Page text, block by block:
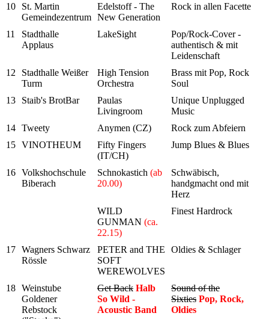
10
St. Martin
Gemeindezentrum
Edelstoff - The
New Generation
Rock in allen Facetten
11
Stadthalle
Applaus
LakeSight
Pop/Rock-Cover -
authentisch & mit
Leidenschaft
12
Stadthalle Weißer
Turm
High Tension
Orchestra
Brass mit Pop, Rock &
Soul
13
Staib's BrotBar
Paulas
Livingroom
Unique Unplugged
Music
14 Tweety Anymen (CZ)
Rock zum Abfeiern
15 VINOTHEUM
Fifty Fingers
(IT/CH)
Jump Blues & Blues
16 Volkshochschule
Biberach
Schnokastich (ab
20.00)
Schwäbisch,
handgmacht ond mit
Herz
WILD
GUNMAN (ca.
22.15)
Finest Hardrock
17 Wagners Schwarz
Rössle
PETER and THE
SOFT
WEREWOLVES
Oldies & Schlager
18 Weinstube
Goldener
Rebstock
Get Back Halb
So Wild -
Acoustic Band
Sound of the
Sixties Pop, Rock,
Oldies